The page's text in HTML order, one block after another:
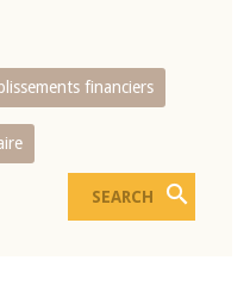
financiers